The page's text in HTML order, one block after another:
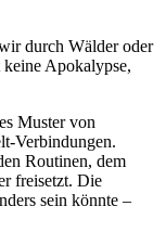
durch Wälder oder
keine Apokalypse,
Muster von
Verbindungen.
Routinen, dem
freisetzt. Die
sein könnte –